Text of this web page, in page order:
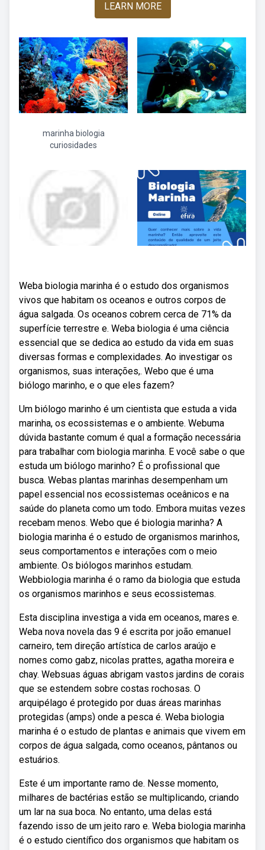
LEARN MORE
marinha biologia
curiosidades
Weba biologia marinha é o estudo dos organismos
vivos que habitam os oceanos e outros corpos de
água salgada. Os oceanos cobrem cerca de 71% da
superfície terrestre e. Weba biologia é uma ciência
essencial que se dedica ao estudo da vida em suas
diversas formas e complexidades. Ao investigar os
organismos, suas interações,. Webo que é uma
biólogo marinho, e o que eles fazem?
Um biólogo marinho é um cientista que estuda a vida
marinha, os ecossistemas e o ambiente. Webuma
dúvida bastante comum é qual a formação necessária
para trabalhar com biologia marinha. E você sabe o que
estuda um biólogo marinho? É o profissional que
busca. Webas plantas marinhas desempenham um
papel essencial nos ecossistemas oceânicos e na
saúde do planeta como um todo. Embora muitas vezes
recebam menos. Webo que é biologia marinha? A
biologia marinha é o estudo de organismos marinhos,
seus comportamentos e interações com o meio
ambiente. Os biólogos marinhos estudam.
Webbiologia marinha é o ramo da biologia que estuda
os organismos marinhos e seus ecossistemas.
Esta disciplina investiga a vida em oceanos, mares e.
Weba nova novela das 9 é escrita por joão emanuel
carneiro, tem direção artística de carlos araújo e
nomes como gabz, nicolas prattes, agatha moreira e
chay. Websuas águas abrigam vastos jardins de corais
que se estendem sobre costas rochosas. O
arquipélago é protegido por duas áreas marinhas
protegidas (amps) onde a pesca é. Weba biologia
marinha é o estudo de plantas e animais que vivem em
corpos de água salgada, como oceanos, pântanos ou
estuários.
Este é um importante ramo de. Nesse momento,
milhares de bactérias estão se multiplicando, criando
um lar na sua boca. No entanto, uma delas está
fazendo isso de um jeito raro e. Weba biologia marinha
é o estudo científico dos organismos que habitam os